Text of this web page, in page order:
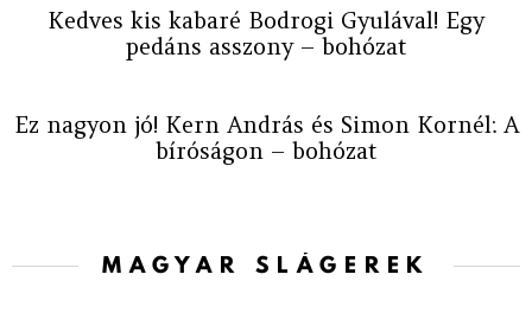
Kedves kis kabaré Bodrogi Gyulával! Egy
pedáns asszony – bohózat
Ez nagyon jó! Kern András és Simon Kornél: A
bíróságon – bohózat
MAGYAR SLÁGEREK